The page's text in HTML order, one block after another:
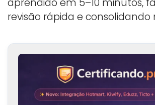
revisão rápida e consolidando